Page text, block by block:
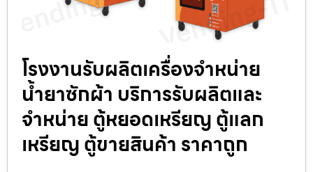
โรงงานรับผลิตเครื่องจำหน่าย
น้ำยาซักผ้า บริการรับผลิตและ
จำหน่าย ตู้หยอดเหรียญ ตู้แลก
เหรียญ ตู้ขายสินค้า ราคาถูก